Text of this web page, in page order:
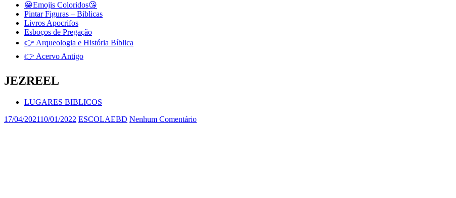
😀Emojis Coloridos😘
Pintar Figuras – Biblicas
Livros Apocrifos
Esboços de Pregação
👉 Arqueologia e História Bíblica
👉 Acervo Antigo
JEZREEL
LUGARES BIBLICOS
17/04/202110/01/2022 ESCOLAEBD Nenhum Comentário